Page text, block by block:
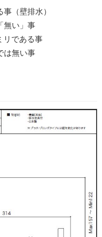
（壁排水）
無い」事
リである事
は無い事